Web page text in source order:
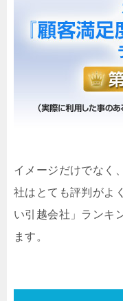
イメージだけでなく
社はとても評判がよ
い引越会社」ランキ
ます。